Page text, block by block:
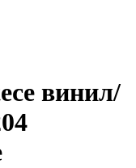
винил/